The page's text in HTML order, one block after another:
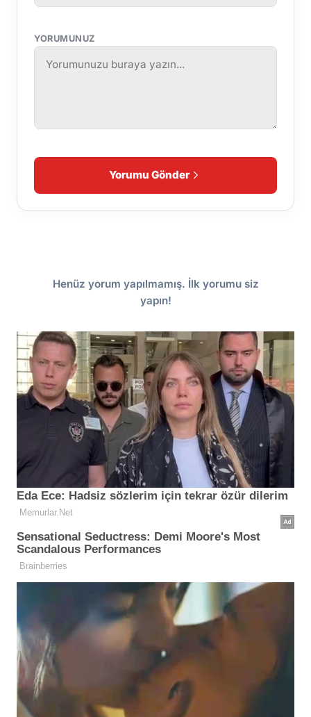
YORUMUNUZ
Yorumu Gönder
Henüz yorum yapılmamış. İlk yorumu siz
yapın!